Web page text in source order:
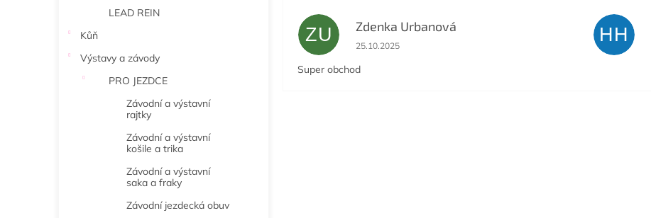
LEAD REIN
Kůň
Výstavy a závody
PRO JEZDCE
Závodní a výstavní
rajtky
Závodní a výstavní
košile a trika
Závodní a výstavní
saka a fraky
Závodní jezdecká obuv
ZU Zdenka Urbanová
Hodnocení obchodu je 5 z 5 hvězdiček.
25.10.2025
Super obchod
HH